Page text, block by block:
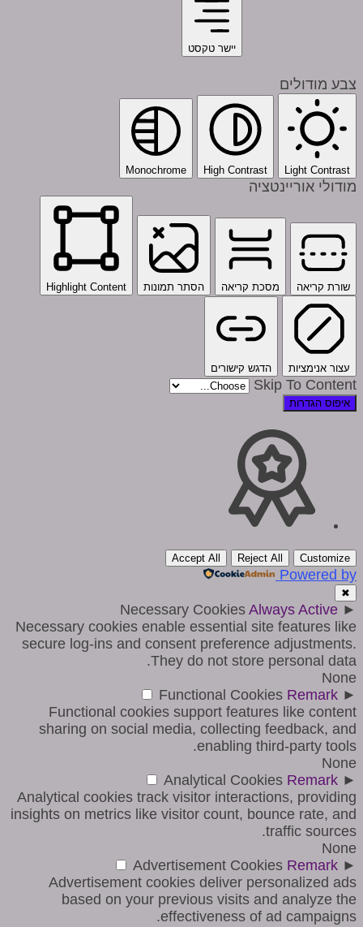
יישר טקסט
צבע מודולים
Light Contrast
High Contrast
Monochrome
מודולי אוריינטציה
שורת קריאה מסכת קריאה הסתר תמונות Highlight Content
עצור אנימציות הדגש קישורים
Skip To Content
איפוס הגדרות
Customize
Reject All
Accept All
Powered by
✖
►
Necessary Cookies Always Active
Necessary cookies enable essential site features like
secure log-ins and consent preference adjustments.
They do not store personal data.
None
►
Functional Cookies Remark
Functional cookies support features like content
sharing on social media, collecting feedback, and
enabling third-party tools.
None
►
Analytical Cookies Remark
Analytical cookies track visitor interactions, providing
insights on metrics like visitor count, bounce rate, and
traffic sources.
None
►
Advertisement Cookies Remark
Advertisement cookies deliver personalized ads
based on your previous visits and analyze the
effectiveness of ad campaigns.